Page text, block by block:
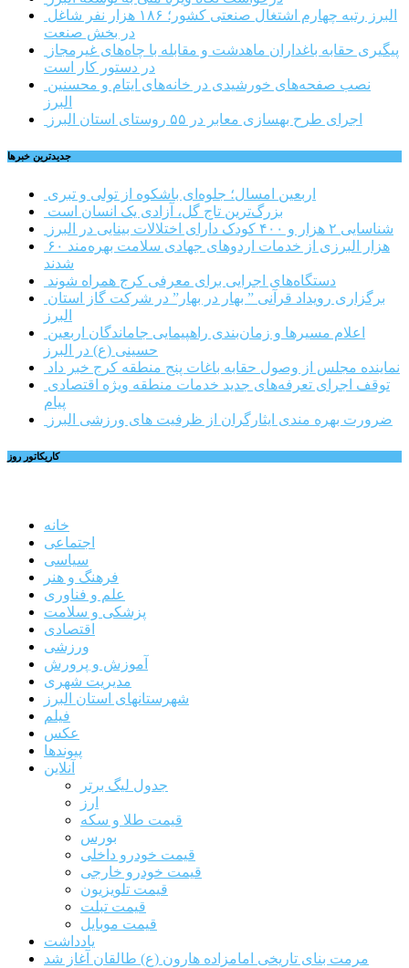
در بخش صنعت
در دستور کار است
البرز
اجرای طرح بهسازی معابر در ۵۵ روستای استان البرز
جديدترين خبرها
اربعین امسال؛ جلوه‌ای باشکوه از تولی و تبری
بزرگ‌ترین تاج گل، آزادی یک انسان است
شناسایی ۲ هزار و ۴۰۰ کودک دارای اختلالات بینایی در البرز
۶۰ هزار البرزی از خدمات اردوهای جهادی سلامت بهره‌مند
شدند
دستگاه‌های اجرایی برای معرفی کرج همراه شوند
البرز
حسینی (ع) در البرز
نماینده مجلس از وصول حقابه باغات پنج منطقه کرج خبر داد
پیام
ضرورت بهره مندی ایثارگران از ظرفیت های ورزشی البرز
کاریکاتور روز
خانه
اجتماعی
سیاسی
فرهنگ و هنر
علم و فناوری
پزشکی و سلامت
اقتصادی
ورزشی
آموزش و پرورش
مدیریت شهری
شهرستانهای استان البرز
فیلم
عکس
پیوندها
آنلاین
جدول لیگ برتر
ارز
قیمت طلا و سکه
بورس
قیمت خودرو داخلی
قیمت خودرو خارجی
قیمت تلویزیون
قیمت تبلت
قیمت موبایل
یادداشت
مرمت بنای تاریخی امامزاده هارون (ع) طالقان آغاز شد